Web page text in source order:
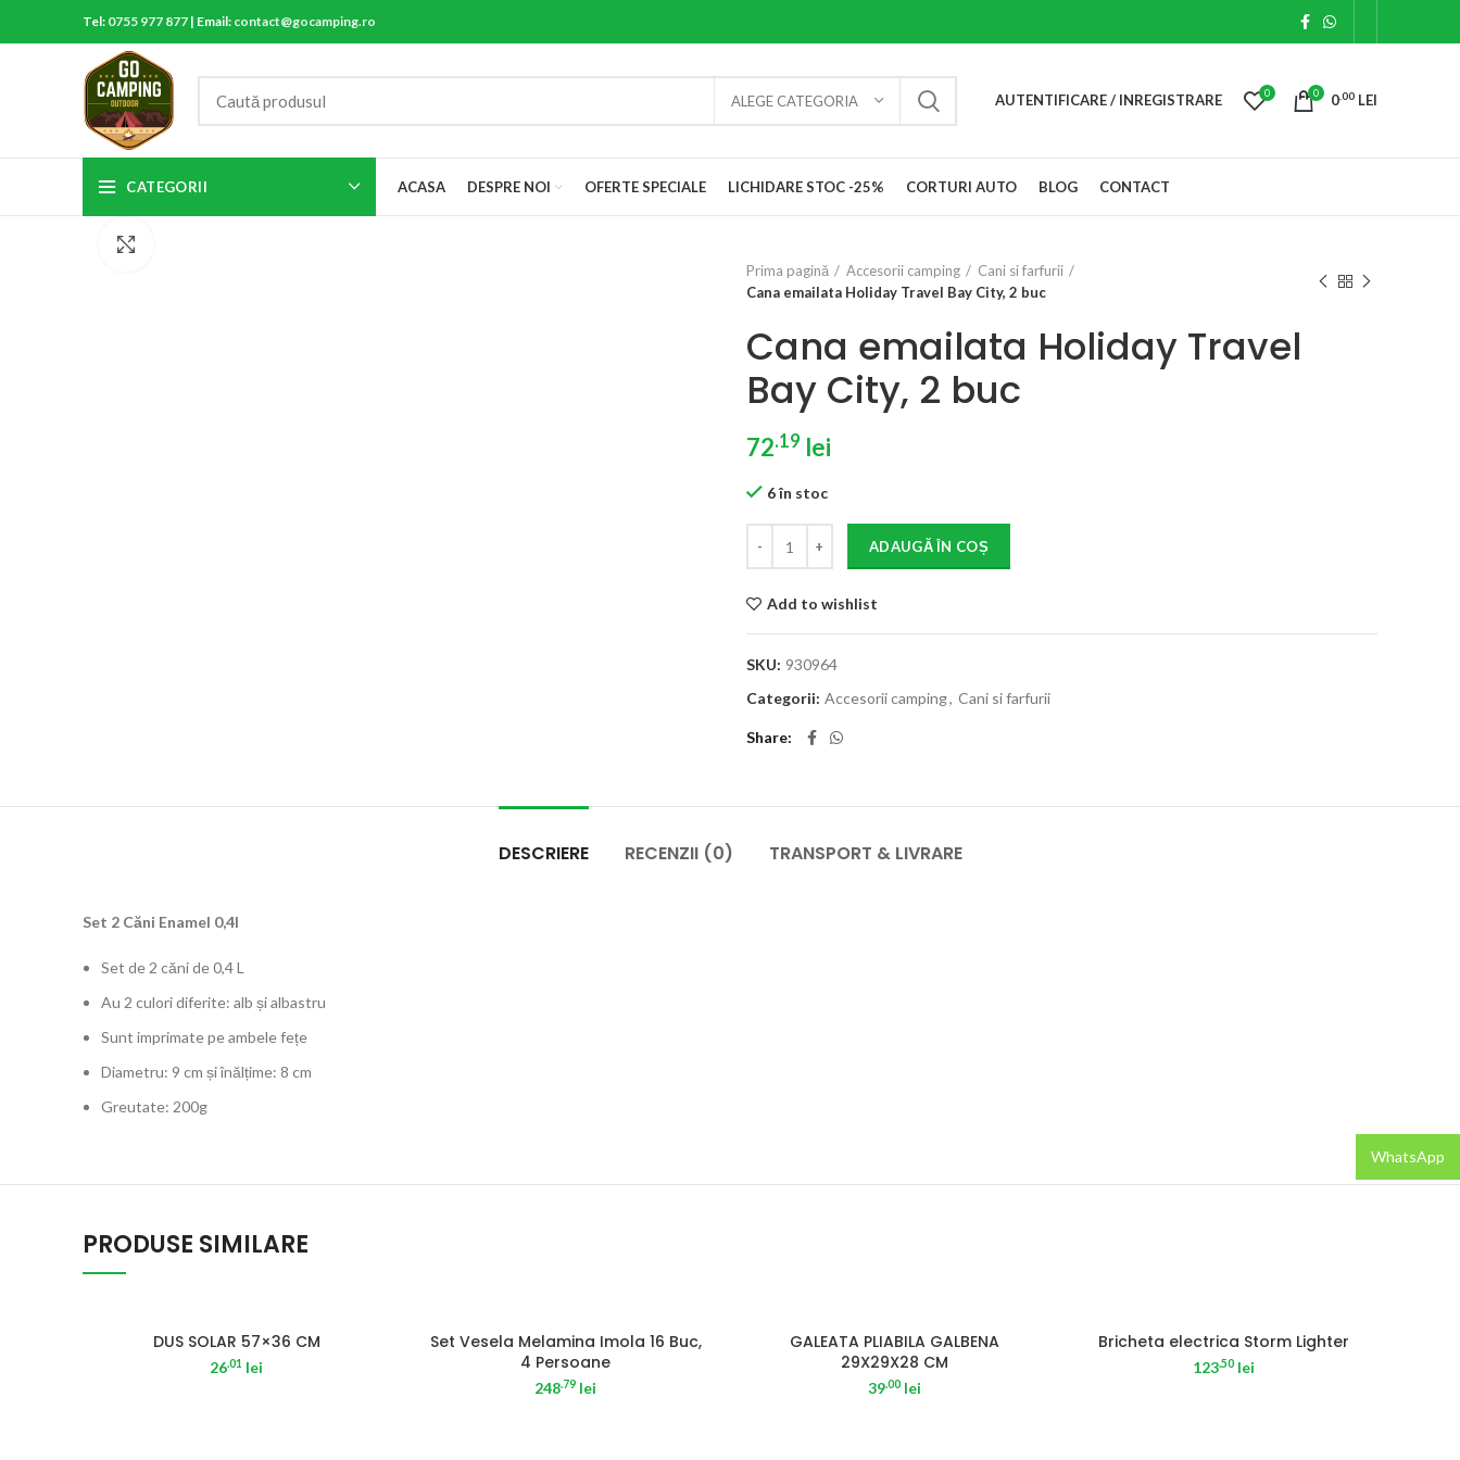
Tel: 0755 977 877 | Email: contact@gocamping.ro
ALEGE CATEGORIA AUTENTIFICARE / INREGISTRARE 0 0 0.00 LEI
CATEGORII ACASA DESPRE NOI OFERTE SPECIALE LICHIDARE STOC -25% CORTURI AUTO BLOG CONTACT
Prima pagină
Accesorii camping
Cani si farfurii
Cana emailata Holiday Travel Bay City, 2 buc
Cana emailata Holiday Travel
Bay City, 2 buc
72.19 lei
6 în stoc
ADAUGĂ ÎN COȘ
Add to wishlist
SKU: 930964
Categorii: Accesorii camping, Cani si farfurii
Share
DESCRIERE RECENZII (0) TRANSPORT & LIVRARE
Set 2 Căni Enamel 0,4l
Set de 2 căni de 0,4 L
Au 2 culori diferite: alb și albastru
Sunt imprimate pe ambele fețe
Diametru: 9 cm și înălțime: 8 cm
Greutate: 200g
PRODUSE SIMILARE
DUS SOLAR 57×36 CM
26.01 lei
Set Vesela Melamina Imola 16 Buc,
4 Persoane
248.79 lei
GALEATA PLIABILA GALBENA
29X29X28 CM
39.00 lei
SOLD OUT
Bricheta electrica Storm Lighter
123.50 lei
WhatsApp